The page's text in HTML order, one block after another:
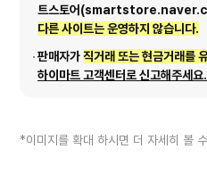
트스토어
다른 사이트는 운영하지 않습니다.
판매자가직거래 또는 현금거래를
하이마트 고객센터로 신고해주세요.
*이미지를 확대 하시면 더 자세히 볼